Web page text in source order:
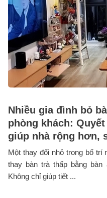
Nhiều gia đình bỏ
phòng khách:
giúp nhà rộng hơn,
Một thay đổi nhỏ trong bố trí
thay bàn trà thấp bằng bàn
Không chỉ giúp tiết ...